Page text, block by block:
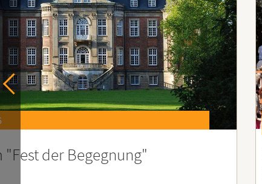
2026 – Der perfekte Start in die